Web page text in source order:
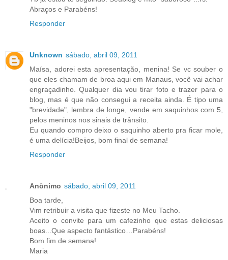
Abraços e Parabéns!
Responder
Unknown sábado, abril 09, 2011
Maísa, adorei esta apresentação, menina! Se vc souber o
que eles chamam de broa aqui em Manaus, você vai achar
engraçadinho. Qualquer dia vou tirar foto e trazer para o
blog, mas é que não consegui a receita ainda. É tipo uma
"brevidade", lembra de longe, vende em saquinhos com 5,
pelos meninos nos sinais de trânsito.
Eu quando compro deixo o saquinho aberto pra ficar mole,
é uma delícia!Beijos, bom final de semana!
Responder
Anônimo sábado, abril 09, 2011
Boa tarde,
Vim retribuir a visita que fizeste no Meu Tacho.
Aceito o convite para um cafezinho que estas deliciosas
boas...Que aspecto fantástico…Parabéns!
Bom fim de semana!
Maria